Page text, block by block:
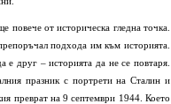
повече от историческа гледна точка.
подхода им към историята.
друг – историята да не се повтаря.
празник с портрети на Сталин и
преврат на 9 септември 1944. Което